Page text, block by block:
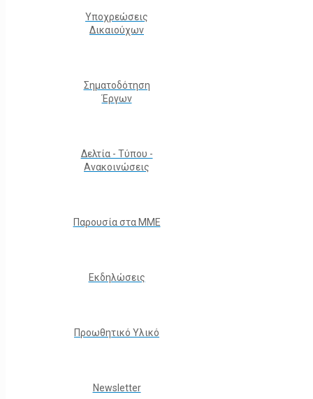
Υποχρεώσεις
Δικαιούχων
Σηματοδότηση
Έργων
Δελτία - Τύπου -
Ανακοινώσεις
Παρουσία στα ΜΜΕ
Εκδηλώσεις
Προωθητικό Υλικό
Νewsletter